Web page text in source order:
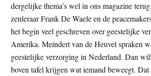
dergelijke thema’s wel in ons magazine
zenleraar Frank De Waele en de
het begin veel geschreven over geestelijke
Amerika. Meindert van de Heuvel spraken
geestelijke verzorging in Nederland. Dan
boven tafel krijgen wat iemand beweegt.